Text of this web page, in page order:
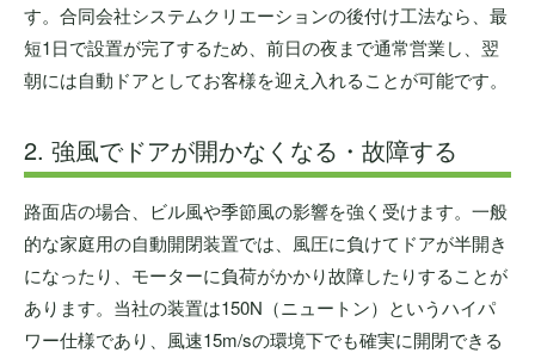
す。合同会社システムクリエーションの後付け工法なら、最
短1日で設置が完了するため、前日の夜まで通常営業し、翌
朝には自動ドアとしてお客様を迎え入れることが可能です。
2. 強風でドアが開かなくなる・故障する
路面店の場合、ビル風や季節風の影響を強く受けます。一般
的な家庭用の自動開閉装置では、風圧に負けてドアが半開き
になったり、モーターに負荷がかかり故障したりすることが
あります。当社の装置は150N（ニュートン）というハイパ
ワー仕様であり、風速15m/sの環境下でも確実に開閉できる